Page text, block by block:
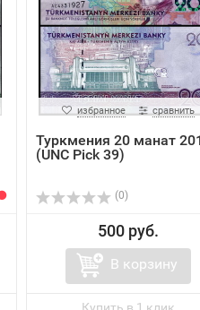
избранное сравнить
Туркмения 20 манат
(UNC Pick 39)
(0)
500 руб.
В корзину